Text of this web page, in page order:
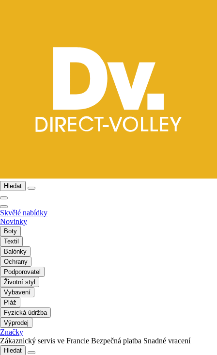
Hledat
Skvělé nabídky
Novinky
Boty
Textil
Balónky
Ochrany
Podporovatel
Životní styl
Vybavení
Pláž
Fyzická údržba
Výprodej
Značky
Zákaznický servis ve Francie Bezpečná platba Snadné vracení
Hledat